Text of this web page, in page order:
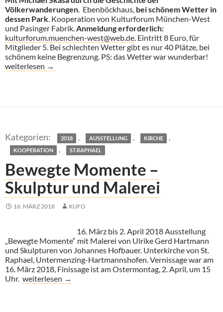
Völkerwanderungen. Ebenböckhaus, bei schönem Wetter in
dessen Park. Kooperation von Kulturforum München-West
und Pasinger Fabrik.Anmeldung erforderlich:
kulturforum.muenchen-west@web.de. Eintritt 8 Euro, für
Mitglieder 5. Bei schlechten Wetter gibt es nur 40 Plätze, bei
schönem keine Begrenzung. PS: das Wetter war wunderbar!
Michael Skasa: Migration
weiterlesen →
2018 , AUSSTELLUNG , KIRCHE ,
KOOPERATION , ST.RAPHAEL
Bewegte Momente –
Skulptur und Malerei
16. MÄRZ 2018 KUFO
16. März bis 2. April 2018 Ausstellung
„Bewegte Momente“ mit Malerei von Ulrike Gerd Hartmann
und Skulpturen von Johannes Hofbauer. Unterkirche von St.
Raphael, Untermenzing-Hartmannshofen. Vernissage war am
16. März 2018, Finissage ist am Ostermontag, 2. April, um 15
Uhr. Bewegte Momente – Skulptur und Malerei
weiterlesen →